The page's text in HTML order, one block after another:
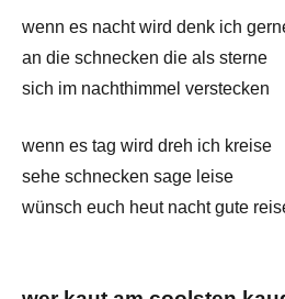
wenn es nacht wird denk ich
an die schnecken die als sterne
sich im nachthimmel verstecken
wenn es tag wird dreh ich kreise
sehe schnecken sage leise
wünsch euch heut nacht gute